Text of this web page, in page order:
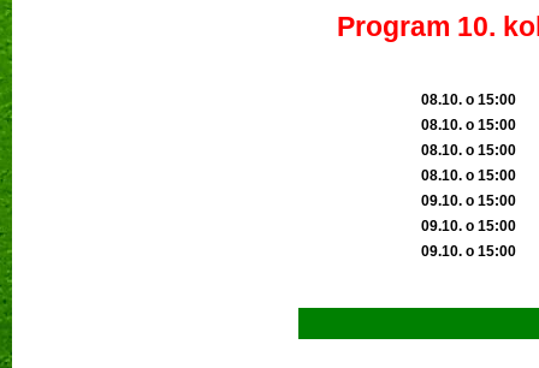
Program 10.
08.10. o 15:00
08.10. o 15:00
08.10. o 15:00
08.10. o 15:00
09.10. o 15:00
09.10. o 15:00
09.10. o 15:00